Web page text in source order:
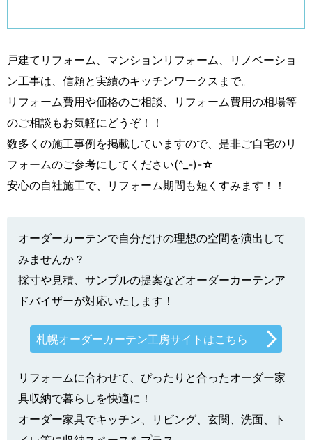
戸建てリフォーム、マンションリフォーム、リノベーショ
ン工事は、信頼と実績のキッチンワークスまで。
リフォーム費用や価格のご相談、リフォーム費用の相場等
のご相談もお気軽にどうぞ！！
数多くの施工事例を掲載していますので、是非ご自宅のリ
フォームのご参考にしてください(^_-)-☆
安心の自社施工で、リフォーム期間も短くすみます！！
オーダーカーテンで自分だけの理想の空間を演出して
みませんか？
採寸や見積、サンプルの提案などオーダーカーテンア
ドバイザーが対応いたします！
札幌オーダーカーテン工房サイトはこちら
リフォームに合わせて、ぴったりと合ったオーダー家
具収納で暮らしを快適に！
オーダー家具でキッチン、リビング、玄関、洗面、ト